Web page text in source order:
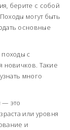
берите с собой
могут быть
основные
с
новичков. Такие
много
— это
или уровня
и